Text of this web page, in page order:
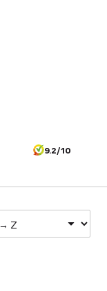
9.2/10